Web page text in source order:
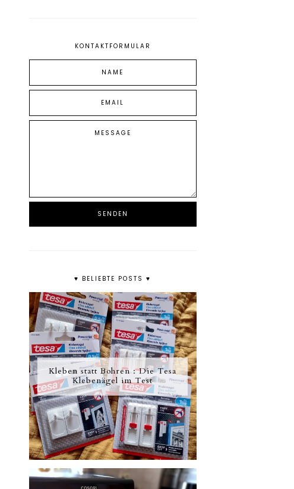
KONTAKTFORMULAR
♥ BELIEBTE POSTS ♥
Kleben statt Bohren : Die Tesa
Klebenägel im Test